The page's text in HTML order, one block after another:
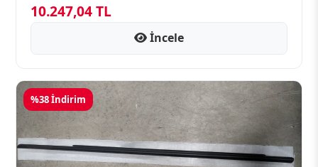
10.247,04 TL
İncele
%38 İndirim